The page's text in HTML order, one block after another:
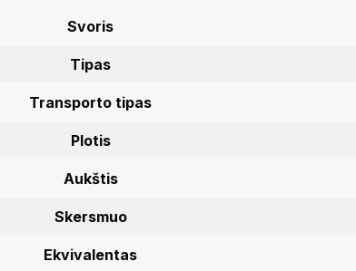
Svoris
Tipas
Transporto tipas
Plotis
Aukštis
Skersmuo
Ekvivalentas